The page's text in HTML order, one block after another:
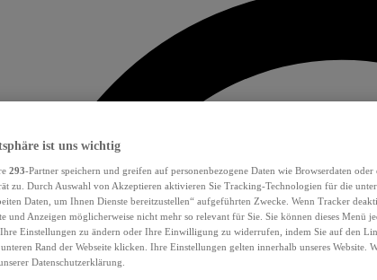
ist uns wichtig
293-Partner speichern und greifen auf personenbezogene Daten wie Browserdaten
zu. Durch Auswahl von Akzeptieren aktivieren Sie Tracking-Technologien für die
Daten, um Ihnen Dienste bereitzustellen“ aufgeführten Zwecke. Wenn Tracker
und Anzeigen möglicherweise nicht mehr so relevant für Sie. Sie können dieses Menü
Einstellungen zu ändern oder Ihre Einwilligung zu widerrufen, indem Sie auf den
Rand der Webseite klicken. Ihre Einstellungen gelten innerhalb unseres Website.
Datenschutzerklärung.